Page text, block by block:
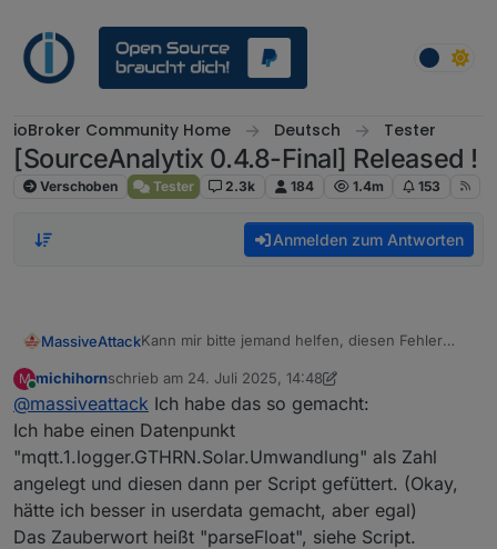
ioBroker Community Home Deutsch Tester
[SourceAnalytix 0.4.8-Final] Released !
Verschoben Tester 2.3k 184 1.4m 153
Anmelden zum Antworten
MassiveAttackKann mir bitte jemand helfen, diesen Fehler
alle 30 Sekunden und spammt mir das Log voll:
sourceanalytix.0
Der Type ist aber mixed bzw. auch number. Nur
der Zustand hat Typ string. Wie kann ich das
ändern?
M
Online
michihornschrieb am 24. Juli 2025, 14:48
zuletzt editiert von michihorn
@massiveattack Ich habe das so gemacht:
Ich habe einen Datenpunkt
"mqtt.1.logger.GTHRN.Solar.Umwandlung" als Zahl
angelegt und diesen dann per Script gefüttert. (Okay,
hätte ich besser in userdata gemacht, aber egal)
Das Zauberwort heißt "parseFloat", siehe Script.